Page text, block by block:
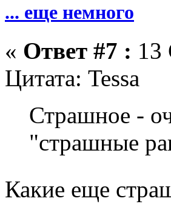
... еще немного
« Ответ #7 : 13
Цитата: Tessa
Страшное -
"страшные
Какие еще